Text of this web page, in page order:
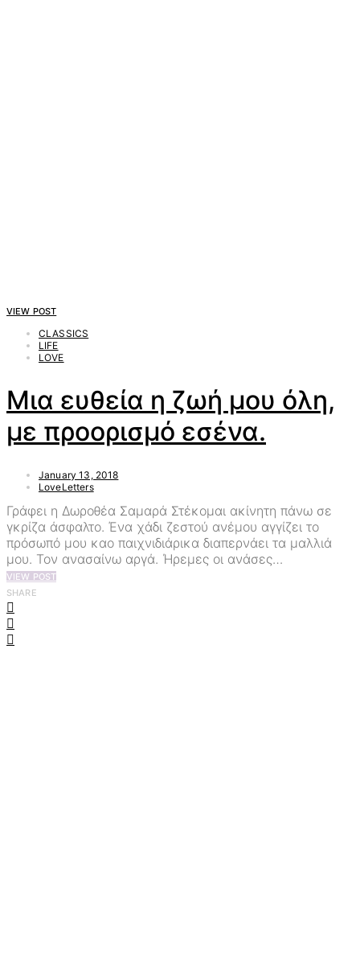
VIEW POST
CLASSICS
LIFE
LOVE
Μια ευθεία η ζωή μου όλη,
με προορισμό εσένα.
January 13, 2018
LoveLetters
Γράφει η Δωροθέα Σαμαρά Στέκομαι ακίνητη πάνω σε
γκρίζα άσφαλτο. Ένα χάδι ζεστού ανέμου αγγίζει το
πρόσωπό μου καο παιχνιδιάρικα διαπερνάει τα μαλλιά
μου. Τον ανασαίνω αργά. Ήρεμες οι ανάσες…
VIEW POST
SHARE